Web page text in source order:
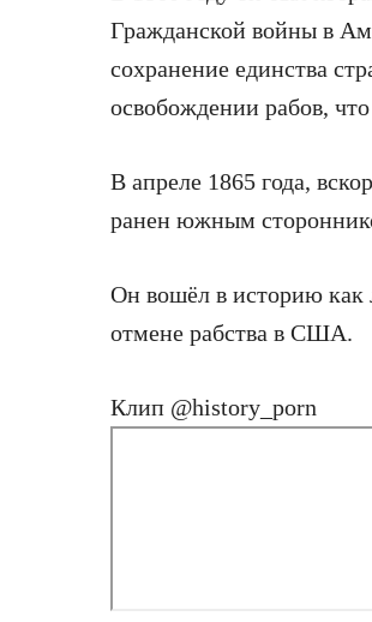
Гражданской войны в
сохранение единства
освобождении рабов,
В апреле 1865 года,
ранен южным
Он вошёл в историю
отмене рабства в США.
Клип @history_porn